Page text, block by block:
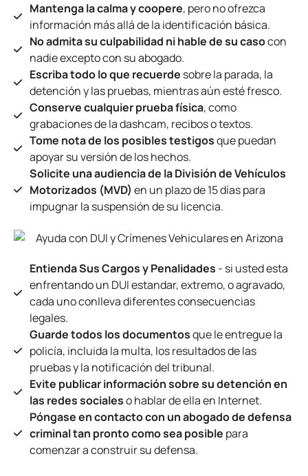
Mantenga la calma y coopere, pero no ofrezca
información más allá de la identificación básica.
No admita su culpabilidad ni hable de su casocon
nadie excepto con su abogado.
Escriba todo lo que recuerde sobre la parada, la
detención y las pruebas, mientras aún esté fresco.
Conserve cualquier prueba física, como
grabaciones de la dashcam, recibos o textos.
Tome nota de los posibles testigosque puedan
apoyar su versión de los hechos.
Solicite una audiencia de la División de Vehículos
Motorizados (MVD) en un plazo de 15 días para
impugnar la suspensión de su licencia.
Entienda Sus Cargos y Penalidades - si usted esta
enfrentando un DUI estandar, extremo, o agravado,
cada uno conlleva diferentes consecuencias
legales.
Guarde todos los documentosque le entregue la
policía, incluida la multa, los resultados de las
pruebas y la notificación del tribunal.
Evite publicar información sobre su detención en
las redes socialeso hablar de ella en Internet.
Póngase en contacto con un abogado de defensa
criminal tan pronto como sea posible para
comenzar a construir su defensa.